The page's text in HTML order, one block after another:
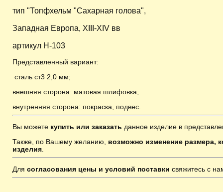
тип "Топфхельм "Сахарная голова",
Западная Европа, XIII-XIV вв
артикул H-103
Представленный вариант:
сталь ст3 2,0 мм;
внешняя сторона: матовая шлифовка;
внутренняя сторона: покраска, подвес
Вы можете купить или заказать данное изделие в
Также, по Вашему желанию, возможно изменение размера,
изделия
Для согласования цены и условий поставки свяжитесь с